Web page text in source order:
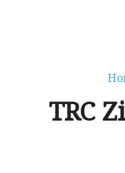
TRC